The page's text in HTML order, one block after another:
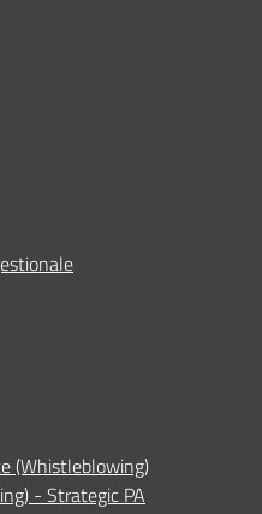
(Whistleblowing)
- Strategic PA